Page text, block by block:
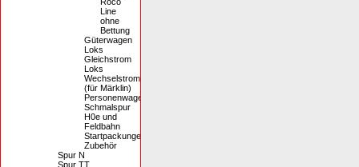
Line
ohne
Bettung
Güterwagen
Loks
Gleichstrom
Loks
Wechselstrom
(für Märklin)
Personenwagen
Schmalspur
H0e und
Feldbahn
Startpackungen
Zubehör
Spur N
Spur TT